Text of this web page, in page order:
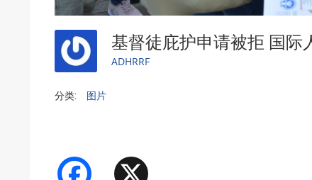
基督徒庇护申请被拒 国际
ADHRRF
分类: 图片
Facebook